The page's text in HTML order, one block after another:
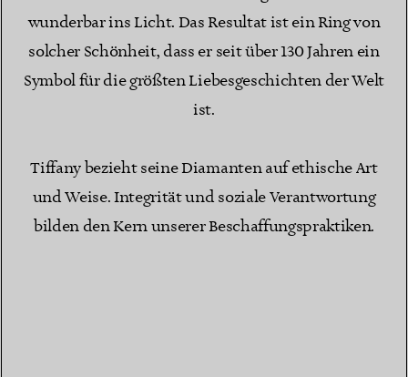
wunderbar ins Licht. Das Resultat ist ein Ring von
solcher Schönheit, dass er seit über 130 Jahren ein
Symbol für die größten Liebesgeschichten der Welt
ist.
Tiffany bezieht seine Diamanten auf ethische Art
und Weise. Integrität und soziale Verantwortung
bilden den Kern unserer Beschaffungspraktiken.